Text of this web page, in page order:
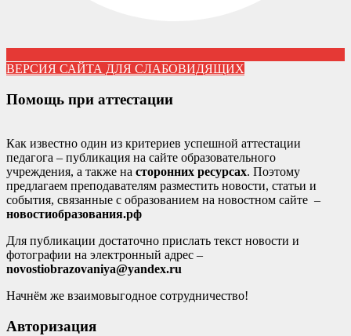
ВЕРСИЯ САЙТА ДЛЯ СЛАБОВИДЯЩИХ
Помощь при аттестации
Как известно один из критериев успешной аттестации
педагога – публикация на сайте образовательного
учреждения, а также на сторонних ресурсах. Поэтому
предлагаем преподавателям разместить новости, статьи и
события, связанные с образованием на новостном сайте –
новостиобразования.рф
Для публикации достаточно прислать текст новости и
фотографии на электронный адрес –
novostiobrazovaniya@yandex.ru
Начнём же взаимовыгодное сотрудничество!
Авторизация